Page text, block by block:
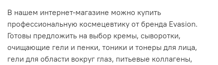
В нашем интернет-магазине можно купить
профессиональную космецевтику от бренда Evasion.
Готовы предложить на выбор кремы, сыворотки,
очищающие гели и пенки, тоники и тонеры для лица,
гели для области вокруг глаз, питьевые коллагены,